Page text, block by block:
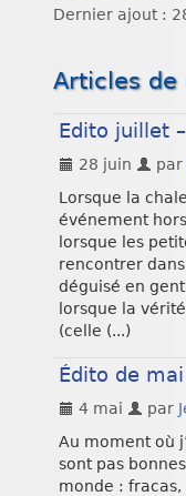
Nouvelles à lire
L’équipe de ND
Dernier ajout :
Articles
Edito juillet
28 juin par
Lorsque la
événement
lorsque les
rencontrer
déguisé en
lorsque la
(celle (...)
Édito de
4 mai par
Au moment où
sont pas
monde : fracas,